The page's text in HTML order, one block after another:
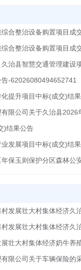
合整治设备购置项目成
合整治设备购置项目成
-62026080494652741
提升项目中标(成交)结
)结果公告
发展项目中标(成交)结
壮大村集体经济奶牛养
限公司关于车辆保险的